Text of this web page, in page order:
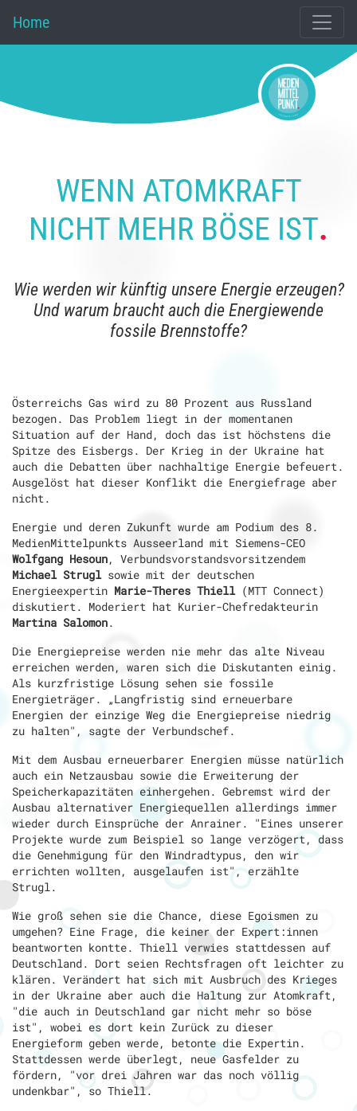
Home
WENN ATOMKRAFT
NICHT MEHR BÖSE IST.
Wie werden wir künftig unsere Energie erzeugen?
Und warum braucht auch die Energiewende
fossile Brennstoffe?
Österreichs Gas wird zu 80 Prozent aus Russland
bezogen. Das Problem liegt in der momentanen
Situation auf der Hand, doch das ist höchstens die
Spitze des Eisbergs. Der Krieg in der Ukraine hat
auch die Debatten über nachhaltige Energie befeuert.
Ausgelöst hat dieser Konflikt die Energiefrage aber
nicht.
Energie und deren Zukunft wurde am Podium des 8.
MedienMittelpunkts Ausseerland mit Siemens-CEO
Wolfgang Hesoun, Verbundsvorstandsvorsitzendem
Michael Struglsowie mit der deutschen
Energieexpertin Marie-Theres Thiell(MTT Connect)
diskutiert. Moderiert hat Kurier-Chefredakteurin
Martina Salomon.
Die Energiepreise werden nie mehr das alte Niveau
erreichen werden, waren sich die Diskutanten einig.
Als kurzfristige Lösung sehen sie fossile
Energieträger. „Langfristig sind erneuerbare
Energien der einzige Weg die Energiepreise niedrig
zu halten", sagte der Verbundschef.
Mit dem Ausbau erneuerbarer Energien müsse natürlich
auch ein Netzausbau sowie die Erweiterung der
Speicherkapazitäten einhergehen. Gebremst wird der
Ausbau alternativer Energiequellen allerdings immer
wieder durch Einsprüche der Anrainer. "Eines unserer
Projekte wurde zum Beispiel so lange verzögert, dass
die Genehmigung für den Windradtypus, den wir
errichten wollten, ausgelaufen ist", erzählte
Strugl.
Wie groß sehen sie die Chance, diese Egoismen zu
umgehen? Eine Frage, die keiner der Expert:innen
beantworten kontte. Thiell verwies stattdessen auf
Deutschland. Dort seien Rechtsfragen oft leichter zu
klären. Verändert hat sich mit Ausbruch des Krieges
in der Ukraine aber auch die Haltung zur Atomkraft,
"die auch in Deutschland gar nicht mehr so böse
ist", wobei es dort kein Zurück zu dieser
Energieform geben werde, betonte die Expertin.
Stattdessen werde überlegt, neue Gasfelder zu
fördern, "vor drei Jahren war das noch völlig
undenkbar", so Thiell.